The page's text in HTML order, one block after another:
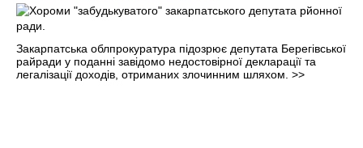
Закарпатська облпрокуратура підозрює депутата Берегівської
райради у поданні завідомо недостовірної декларації та
легалізації доходів, отриманих злочинним шляхом. >>